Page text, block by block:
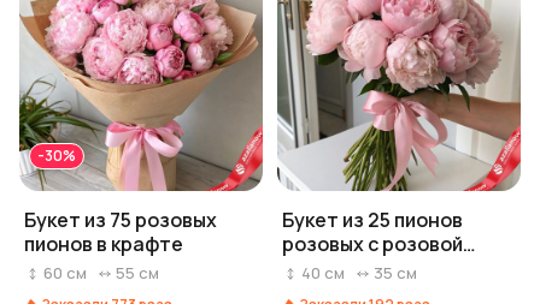
-30%
Букет из 75 розовых
пионов в крафте
60 см 55 см
Букет из 25 пионов
розовых с розовой
лентой
40 см 35 см